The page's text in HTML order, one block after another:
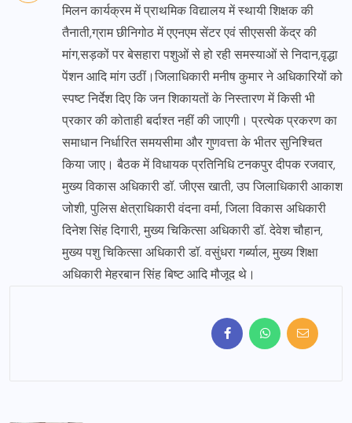
मिलन कार्यक्रम में प्राथमिक विद्यालय में स्थायी शिक्षक की
तैनाती,ग्राम छीनिगोठ में एएनएम सेंटर एवं सीएससी केंद्र की
मांग,सड़कों पर बेसहारा पशुओं से हो रही समस्याओं से निदान,वृद्धा
पेंशन आदि मांग उठीं।जिलाधिकारी मनीष कुमार ने अधिकारियों को
स्पष्ट निर्देश दिए कि जन शिकायतों के निस्तारण में किसी भी
प्रकार की कोताही बर्दाश्त नहीं की जाएगी। प्रत्येक प्रकरण का
समाधान निर्धारित समयसीमा और गुणवत्ता के भीतर सुनिश्चित
किया जाए। बैठक में विधायक प्रतिनिधि टनकपुर दीपक रजवार,
मुख्य विकास अधिकारी डॉ. जीएस खाती, उप जिलाधिकारी आकाश
जोशी, पुलिस क्षेत्राधिकारी वंदना वर्मा, जिला विकास अधिकारी
दिनेश सिंह दिगारी, मुख्य चिकित्सा अधिकारी डॉ. देवेश चौहान,
मुख्य पशु चिकित्सा अधिकारी डॉ. वसुंधरा गर्ब्याल, मुख्य शिक्षा
अधिकारी मेहरबान सिंह बिष्ट आदि मौजूद थे।